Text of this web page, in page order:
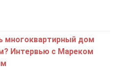
многоквартирный дом
Интервью с Мареком